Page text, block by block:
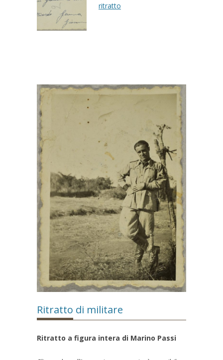
ritratto
Ritratto di militare
Ritratto a figura intera di Marino Passi